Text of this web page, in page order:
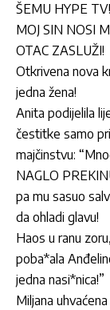
ŠEMU HYPE
MOJ SIN NOSI
OTAC ZASLUŽI!
Otkrivena nova
jedna žena!
Anita podijelila
čestitke samo
majčinstvu:
NAGLO
pa mu sasuo
da ohladi glavu!
Haos u ranu
poba*ala
jedna nasi*nica!”
Miljana